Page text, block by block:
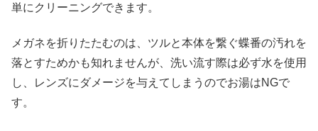
単にクリーニングできます。
メガネを折りたたむのは、ツルと本体を繋ぐ蝶番の汚れを
落とすためかも知れませんが、洗い流す際は必ず水を使用
し、レンズにダメージを与えてしまうのでお湯はNGで
す。